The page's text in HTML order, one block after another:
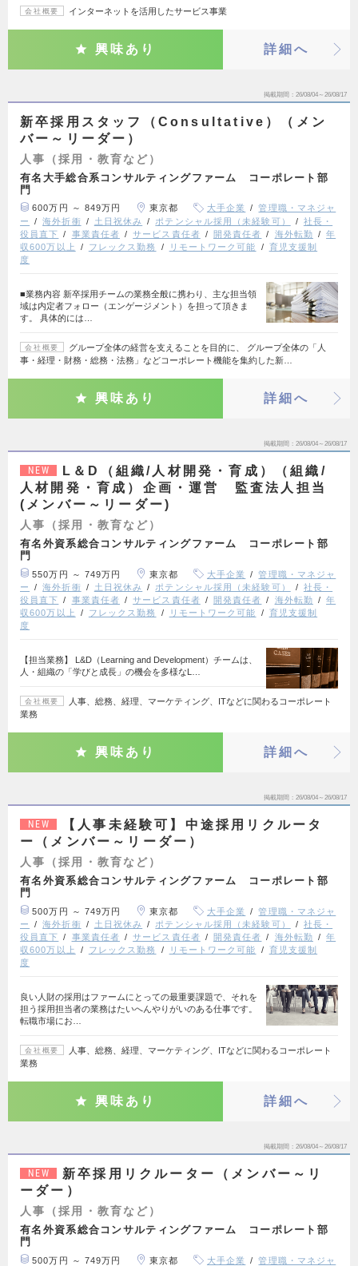
会社概要 インターネットを活用したサービス事業
興味あり 詳細へ
掲載期間 26/08/04～26/08/17
新卒採用スタッフ（Consultative）（メン
バー～リーダー）
人事（採用・教育など）
有名大手総合系コンサルティングファーム コーポレート部
門
600万円 ～ 849万円 東京都 大手企業
管理職・マネジャ
ー
海外折衝 土日祝休み ポテンシャル採用（未経験可）
社長・
役員直下
事業責任者 サービス責任者 開発責任者 海外転勤
年
収600万以上
フレックス勤務 リモートワーク可能
育児支援制
度
■業務内容 新卒採用チームの業務全般に携わり、主な担当領
域は内定者フォロー（エンゲージメント）を担って頂きま
す。 具体的には…
会社概要
グループ全体の経営を支えることを目的に、 グループ全体の「人
事・経理・財務・総務・法務」などコーポレート機能を集約した新…
興味あり 詳細へ
掲載期間 26/08/04～26/08/17
NEW
L＆D（組織/人材開発・育成）（組織/
人材開発・育成）企画・運営 監査法人担当
(メンバー～リーダー)
人事（採用・教育など）
有名外資系総合コンサルティングファーム コーポレート部
門
550万円 ～ 749万円 東京都 大手企業
管理職・マネジャ
ー
海外折衝 土日祝休み ポテンシャル採用（未経験可）
社長・
役員直下
事業責任者 サービス責任者 開発責任者 海外転勤
年
収600万以上
フレックス勤務 リモートワーク可能
育児支援制
度
【担当業務】 L&D（Learning and Development）チームは、
人・組織の「学びと成長」の機会を多様なL…
会社概要
人事、総務、経理、マーケティング、ITなどに関わるコーポレート
業務
興味あり 詳細へ
掲載期間 26/08/04～26/08/17
NEW
【人事未経験可】中途採用リクルータ
ー（メンバー～リーダー）
人事（採用・教育など）
有名外資系総合コンサルティングファーム コーポレート部
門
500万円 ～ 749万円 東京都 大手企業
管理職・マネジャ
ー
海外折衝 土日祝休み ポテンシャル採用（未経験可）
社長・
役員直下
事業責任者 サービス責任者 開発責任者 海外転勤
年
収600万以上
フレックス勤務 リモートワーク可能
育児支援制
度
良い人財の採用はファームにとっての最重要課題で、それを
担う採用担当者の業務はたいへんやりがいのある仕事です。
転職市場にお…
会社概要
人事、総務、経理、マーケティング、ITなどに関わるコーポレート
業務
興味あり 詳細へ
掲載期間 26/08/04～26/08/17
NEW
新卒採用リクルーター（メンバー～リ
ーダー）
人事（採用・教育など）
有名外資系総合コンサルティングファーム コーポレート部
門
500万円 ～ 749万円 東京都 大手企業
管理職・マネジャ